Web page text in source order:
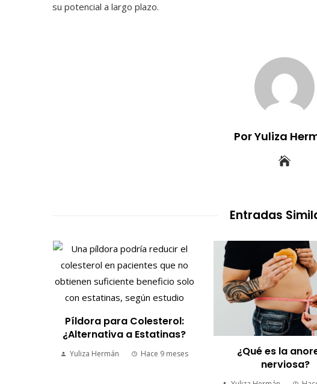
su potencial a largo plazo.
Por Yuliza
Entradas
Píldora para Colesterol:
¿Alternativa a Estatinas?
Yuliza Hermán Hace 9 meses
¿Qué es la
nerviosa?